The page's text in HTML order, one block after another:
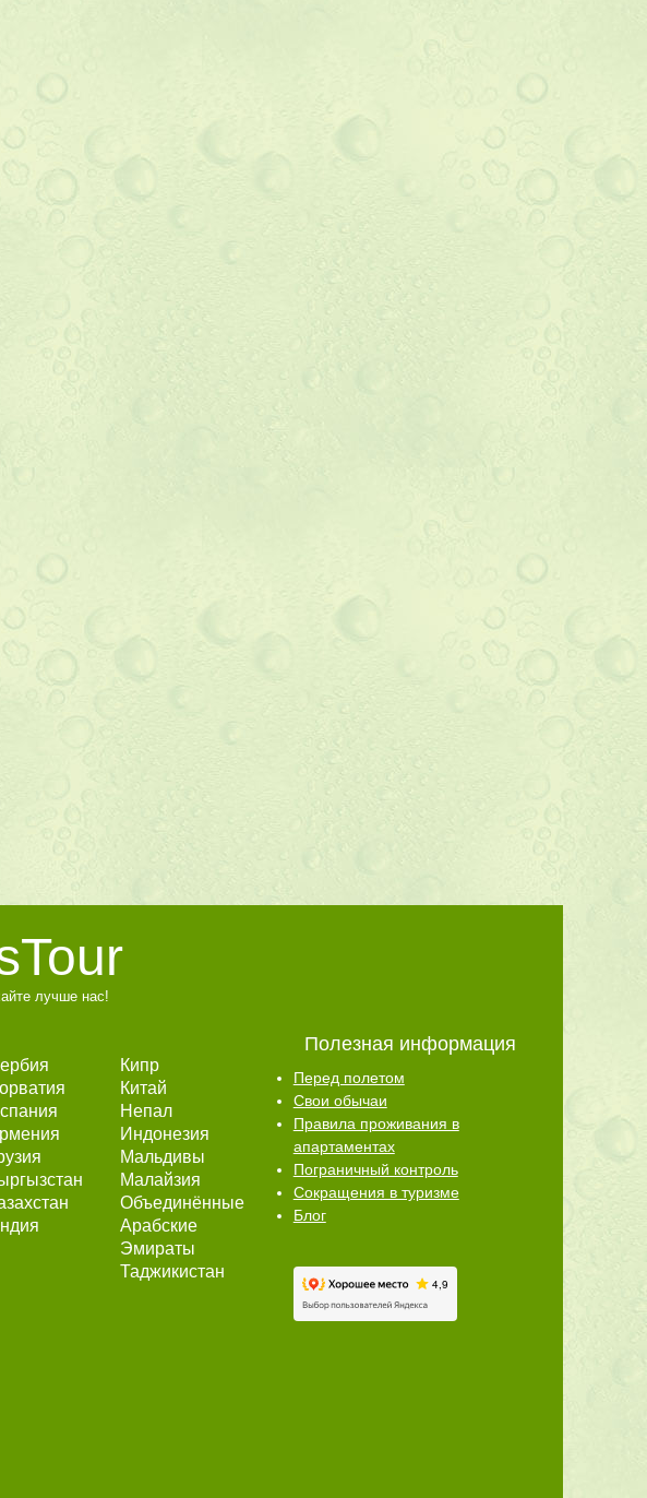
лучше нас!
Кипр
Китай
Непал
Индонезия
Мальдивы
Малайзия
Объединённые
Арабские
Эмираты
Таджикистан
Полезная информация
Перед полетом
Свои обычаи
Правила проживания в
апартаментах
Пограничный контроль
Сокращения в туризме
Блог